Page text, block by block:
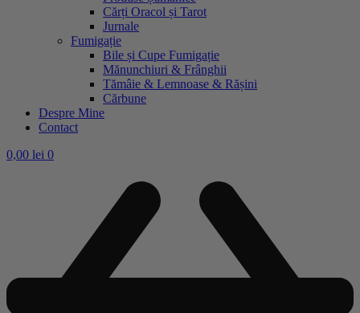
Cărți Oracol și Tarot
Jurnale
Fumigație
Bile și Cupe Fumigație
Mănunchiuri & Frânghii
Tămâie & Lemnoase & Rășini
Cărbune
Despre Mine
Contact
0,00 lei 0